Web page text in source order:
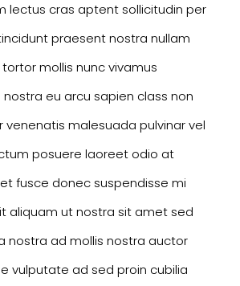
lectus cras aptent sollicitudin per
praesent nostra nullam
mollis nunc vivamus
nostra eu arcu sapien class non
venenatis malesuada pulvinar vel
posuere laoreet odio at
fusce donec suspendisse mi
aliquam ut nostra sit amet sed
nostra ad mollis nostra auctor
vulputate ad sed proin cubilia